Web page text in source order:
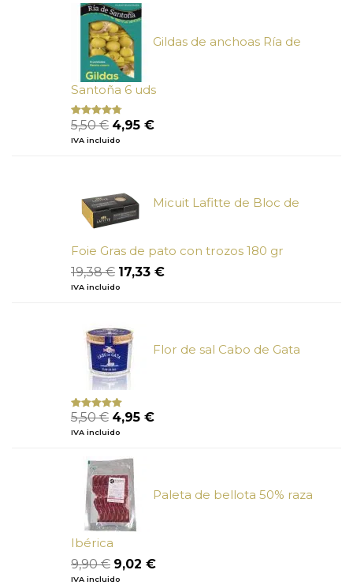
era:
6,73 €.
Gildas de anchoas Ría de
Santoña 6 uds
Valorado
con
de 5
5,50€ El
precio
4,95 €El
IVA incluido
Micuit Lafitte de Bloc de
Foie Gras de pato con trozos 180 gr
19,38€ El
precio
19,38 €.
17,33 €El
IVA incluido
Flor de sal Cabo de Gata
Valorado
con
de
5
5,50€ El
precio
era:
5,50 €.
4,95 €El
IVA incluido
Paleta de bellota 50% raza
Ibérica
9,90€ El
precio
9,02 €El
IVA incluido